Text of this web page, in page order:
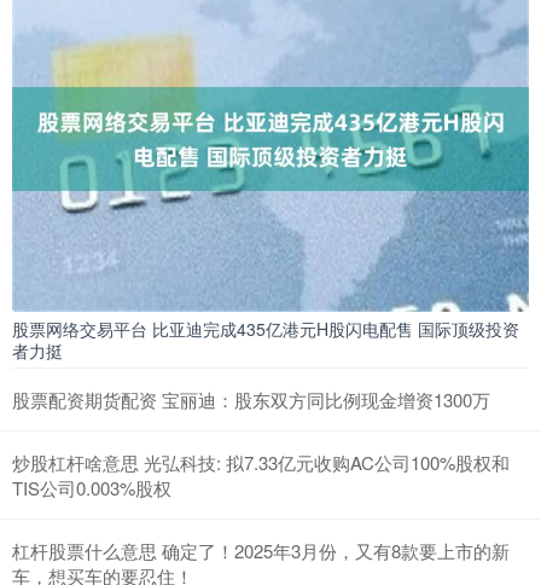
股票网络交易平台 比亚迪完成435亿港元H股闪电配售 国际顶级投资
者力挺
股票配资期货配资 宝丽迪：股东双方同比例现金增资1300万
炒股杠杆啥意思 光弘科技: 拟7.33亿元收购AC公司100%股权和
TIS公司0.003%股权
杠杆股票什么意思 确定了！2025年3月份，又有8款要上市的新
车，想买车的要忍住！